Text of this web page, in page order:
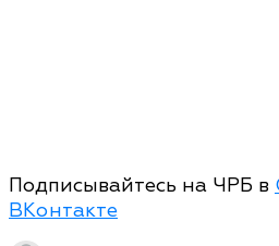
Подписывайтесь на ЧРБ в
ВКонтакте